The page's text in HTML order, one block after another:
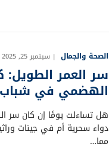
الصحة والجمال سبتمبر 25, 2025
سر العمر
الهضمي في شباب
هل تساءلت يومًا إن كان سر
دواء سحرية أم في جينات
مما…